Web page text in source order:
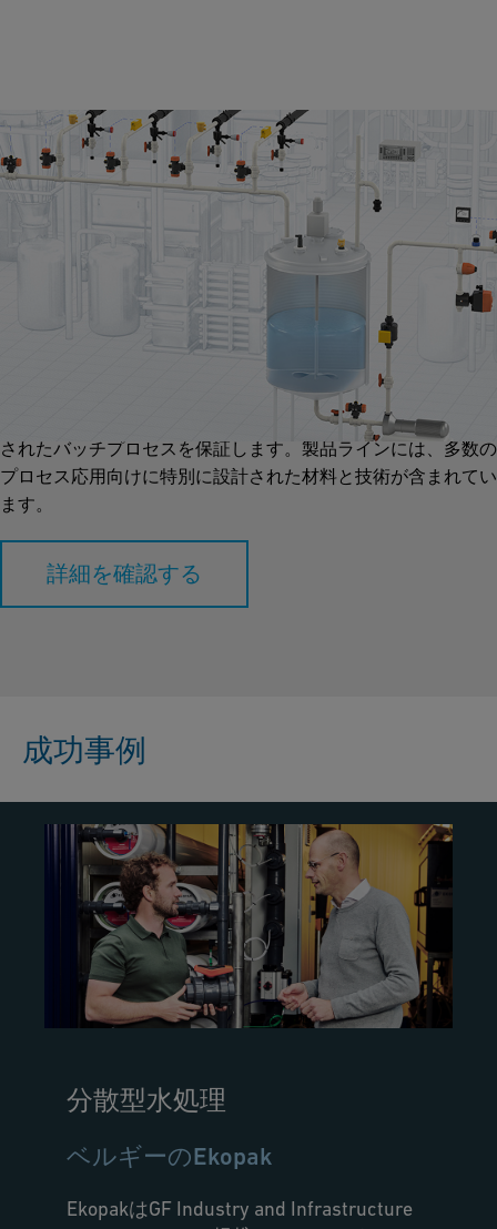
混合/バッチング制御
GF Industry and Infrastructure Flow Solutionsは、それぞれの衛
生、安全、および廃水規制に準拠した包括的な製品を提供して
います。私たちの計測および制御テクノロジーは、正確に制御
されたバッチプロセスを保証します。製品ラインには、多数の
プロセス応用向けに特別に設計された材料と技術が含まれてい
ます。
詳細を確認する
成功事例
分散型水処理
ベルギーのEkopak
EkopakはGF Industry and Infrastructure